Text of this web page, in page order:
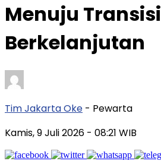
Menuju Transisi
Berkelanjutan
Tim Jakarta Oke - Pewarta
Kamis, 9 Juli 2026 - 08:21 WIB